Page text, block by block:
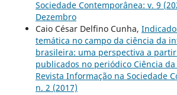
Sociedade Contemporânea: v. 9
Dezembro
Caio César Delfino Cunha,
temática no campo da ciência da
brasileira: uma perspectiva a
publicados no periódico Ciência
Revista Informação na Sociedade
n. 2 (2017)